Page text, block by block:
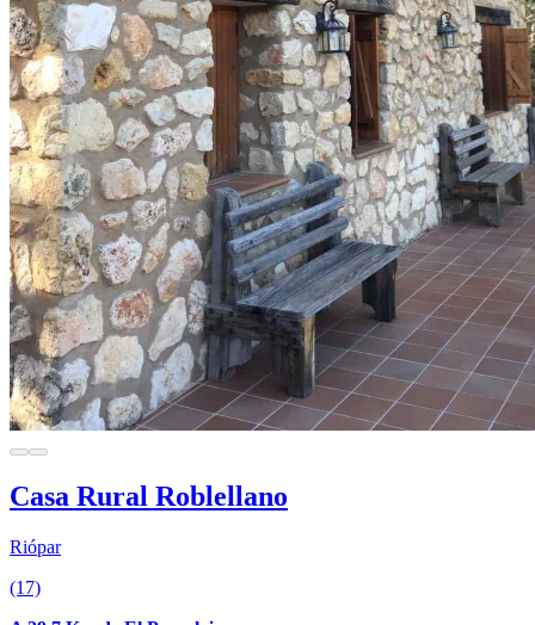
Casa Rural Roblellano
Riópar
(17)